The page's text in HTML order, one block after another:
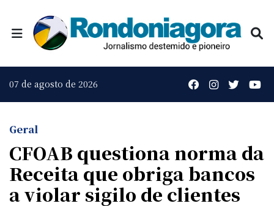
07 de agosto de 2026
Geral
CFOAB questiona norma da
Receita que obriga bancos
a violar sigilo de clientes